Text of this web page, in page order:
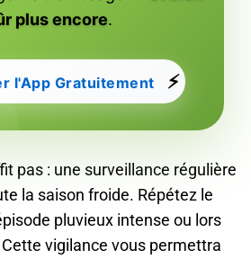
plus encore.
l'App Gratuitement ⚡
pas : une surveillance régulière
la saison froide. Répétez le
pluvieux intense ou lors
vigilance vous permettra